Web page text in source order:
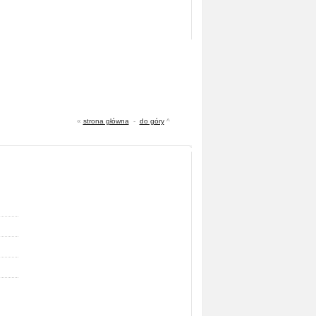
« strona główna - do góry^